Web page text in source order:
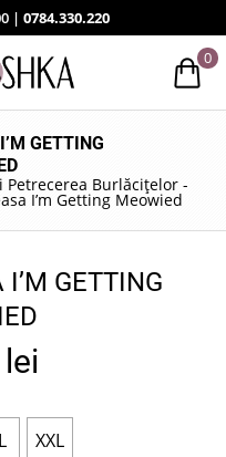
| 0784.330.220
0
GETTING
Petrecerea Burlăcițelor -
I’m Getting Meowied
GETTING
lei
XXL